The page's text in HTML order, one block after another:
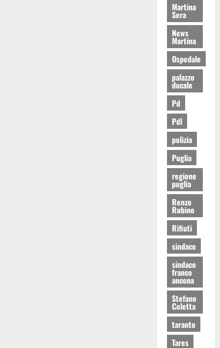
Martina
Sera
News
Martina
Ospedale
palazzo
ducale
Pd
Pdl
polizia
Puglia
regione
puglia
Renzo
Rubino
Rifiuti
sindaco
sindaco
franco
ancona
Stefano
Coletta
taranto
Tares